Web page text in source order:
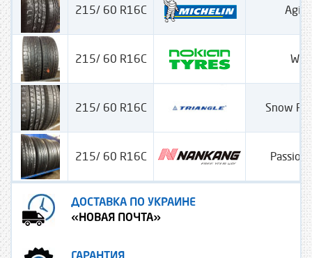
215/ 60 R16C
215/ 60 R16C
215/ 60 R16C Snow
215/ 60 R16C Passion
ДОСТАВКА ПО УКРАИНЕ
«НОВАЯ ПОЧТА»